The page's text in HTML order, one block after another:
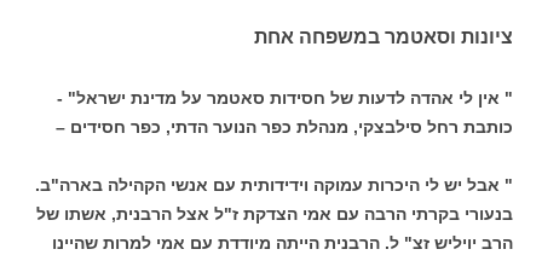
ציונות וסאטמר במשפחה אחת
" אין לי אהדה לדעות של חסידות סאטמר על מדינת ישראל" -
כותבת רחל סילבצקי, מנהלת כפר הנוער הדתי, כפר חסידים –
" אבל יש לי היכרות עמוקה וידידותית עם אנשי הקהילה בארה"ב.
בנעורי בקרתי הרבה עם אמי הצדקת ז"ל אצל הרבנית, אשתו של
הרב יויליש זצ" ל. הרבנית הייתה מיודדת עם אמי למרות שהיינו